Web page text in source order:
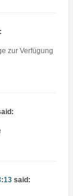
zur Verfügung
said: